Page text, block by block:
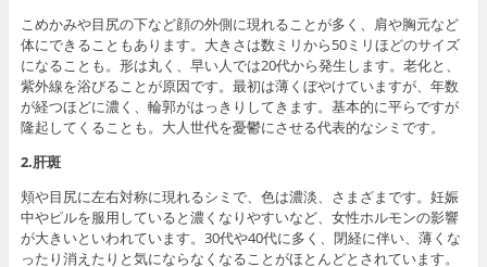
こめかみや目尻の下など顔の外側に現れることが多く、肩や胸元など
体にできることもあります。大きさは数ミリから50ミリほどのサイズ
になることも。形は丸く、早い人では20代から発生します。老化と、
紫外線を浴びることが原因です。最初は薄くぼやけていますが、年数
が経つほどに濃く、輪郭がはっきりしてきます。基本的に平らですが
隆起してくることも。大人世代を憂鬱にさせる代表的なシミです。
2.肝斑
頬や目尻に左右対称に現れるシミで、色は濃淡、さまざまです。妊娠
中やピルを服用していると濃くなりやすいなど、女性ホルモンの影響
が大きいといわれています。30代や40代に多く、閉経に伴い、薄くな
ったり消えたりと気にならなくなることがほとんどとされています。